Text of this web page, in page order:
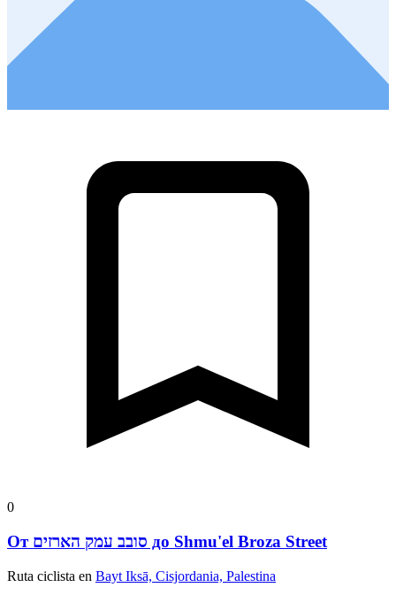
0
От סובב עמק הארזים до Shmu'el Broza Street
Ruta ciclista en Bayt Iksā, Cisjordania, Palestina